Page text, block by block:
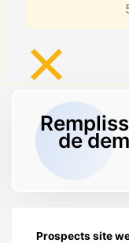
de
Prospects site